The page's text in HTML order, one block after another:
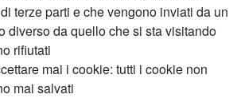
terze parti e che vengono inviati da un
diverso da quello che si sta visitando
rifiutati
mai i cookie: tutti i cookie non
mai salvati